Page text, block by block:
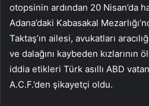
otopsinin ardından 20 Nisan’da
Adana’daki Kabasakal
Taktaş’ın ailesi, avukatları
ve dalağını kaybeden
iddia etikleri Türk asıllı ABD
A.C.F.’den şikayetçi oldu.